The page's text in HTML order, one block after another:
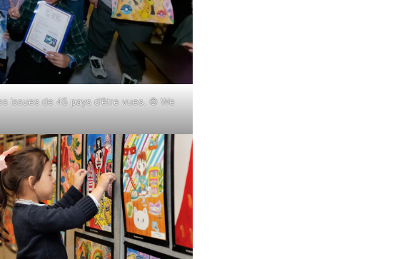
issues de 45 pays d’être vues. © We